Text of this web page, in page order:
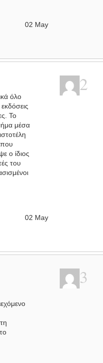
02 May
2
όλο
Το
μέσα
που
ο ίδιος
του
02 May
3